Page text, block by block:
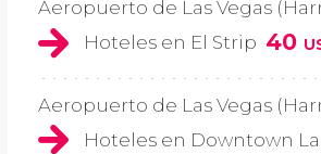
Aeropuerto de Las Vegas
Hoteles en El Strip 40
Aeropuerto de Las Vegas
Hoteles en Downtown